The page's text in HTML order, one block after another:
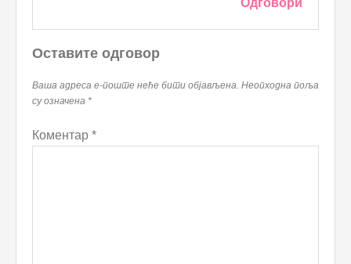
Оставите одговор
Ваша адреса е-поште неће бити објављена. Неопходна поља
су означена *
Коментар *